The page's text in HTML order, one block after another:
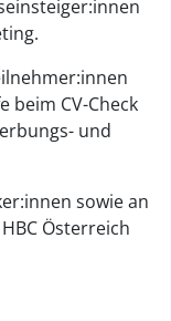
beim CV-Check
und
sowie an
Österreich